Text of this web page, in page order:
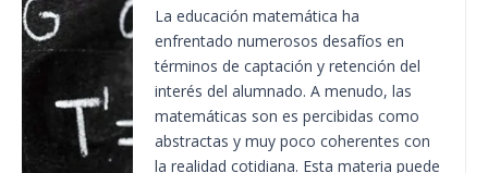
La educación matemática ha
enfrentado numerosos desafíos en
términos de captación y retención del
interés del alumnado. A menudo, las
matemáticas son es percibidas como
abstractas y muy poco coherentes con
la realidad cotidiana. Esta materia puede